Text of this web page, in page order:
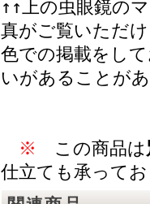
↑↑上の虫眼鏡の
真がご覧いただ
色での掲載をし
いがあることが
※ この商品は
仕立ても承って